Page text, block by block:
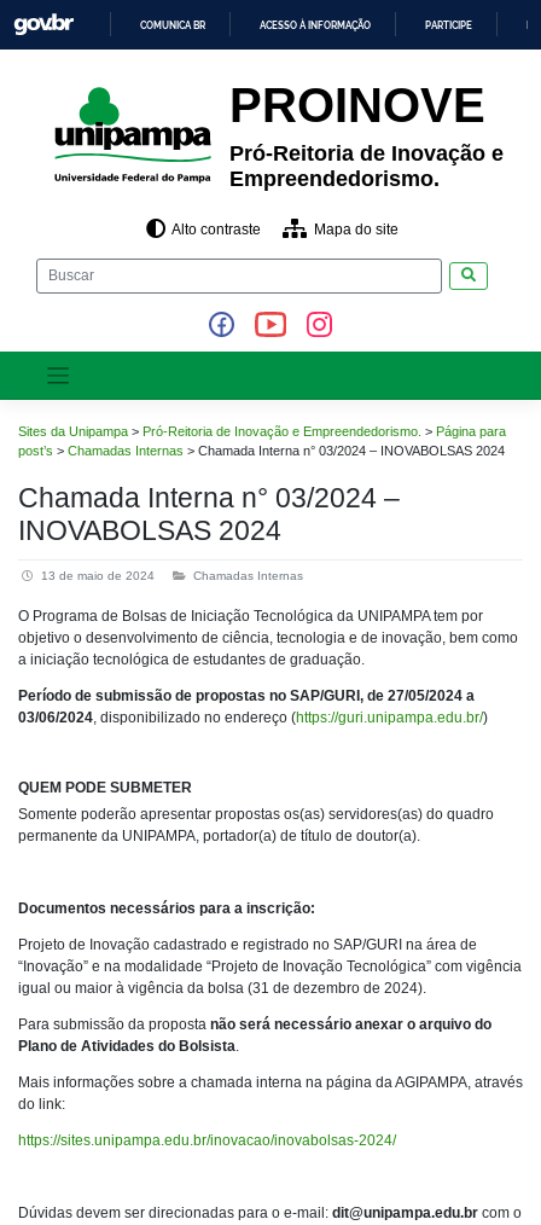
para
o
CONTEÚDO
COMUNICA BR ACESSO À INFORMAÇÃO PARTICIPE
PROINOVE
Pró-Reitoria de Inovação e
Empreendedorismo.
Alto contraste Mapa do site
Sites da Unipampa > Pró-Reitoria de Inovação e Empreendedorismo. > Página para
post’s > Chamadas Internas > Chamada Interna n° 03/2024 – INOVABOLSAS 2024
Chamada Interna n° 03/2024 –
INOVABOLSAS 2024
13 de maio de 2024 Chamadas Internas
O Programa de Bolsas de Iniciação Tecnológica da UNIPAMPA tem por
objetivo o desenvolvimento de ciência, tecnologia e de inovação, bem como
a iniciação tecnológica de estudantes de graduação.
Período de submissão de propostas no SAP/GURI, de 27/05/2024 a
03/06/2024, disponibilizado no endereço (https://guri.unipampa.edu.br/)
QUEM PODE SUBMETER
Somente poderão apresentar propostas os(as) servidores(as) do quadro
permanente da UNIPAMPA, portador(a) de título de doutor(a).
Documentos necessários para a inscrição:
Projeto de Inovação cadastrado e registrado no SAP/GURI na área de
“Inovação” e na modalidade “Projeto de Inovação Tecnológica” com vigência
igual ou maior à vigência da bolsa (31 de dezembro de 2024).
Para submissão da proposta não será necessário anexar o arquivo do
Plano de Atividades do Bolsista.
Mais informações sobre a chamada interna na página da AGIPAMPA, através
do link:
https://sites.unipampa.edu.br/inovacao/inovabolsas-2024/
Dúvidas devem ser direcionadas para o e-mail: dit@unipampa.edu.br com o